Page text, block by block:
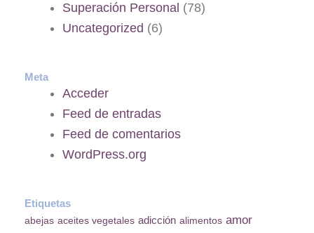
Superación Personal (78)
Uncategorized (6)
Meta
Acceder
Feed de entradas
Feed de comentarios
WordPress.org
Etiquetas
abejas aceites vegetales adicción alimentos amor